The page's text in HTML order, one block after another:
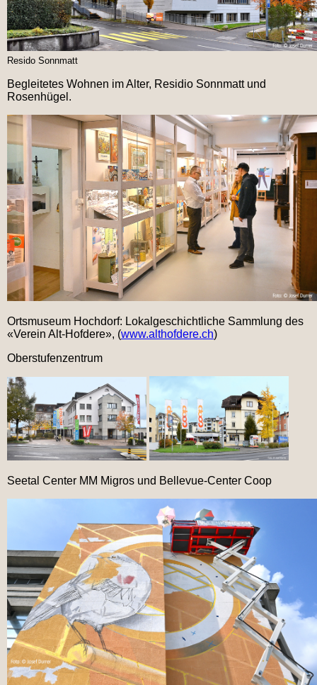
Resido Sonnmatt
Begleitetes Wohnen im Alter, Residio Sonnmatt und
Rosenhügel.
Ortsmuseum Hochdorf: Lokalgeschichtliche Sammlung des
«Verein Alt-Hofdere», (www.althofdere.ch)
Oberstufenzentrum
Seetal Center MM Migros und Bellevue-Center Coop